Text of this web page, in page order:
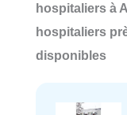
hospitaliers à
hospitaliers
disponibles